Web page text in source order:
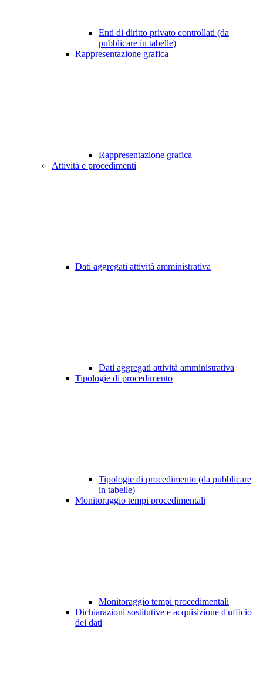
Enti di diritto privato controllati (da
pubblicare in tabelle)
Rappresentazione grafica
Rappresentazione grafica
Attività e procedimenti
Dati aggregati attività amministrativa
Dati aggregati attività amministrativa
Tipologie di procedimento
Tipologie di procedimento (da pubblicare
in tabelle)
Monitoraggio tempi procedimentali
Monitoraggio tempi procedimentali
Dichiarazioni sostitutive e acquisizione d'ufficio
dei dati